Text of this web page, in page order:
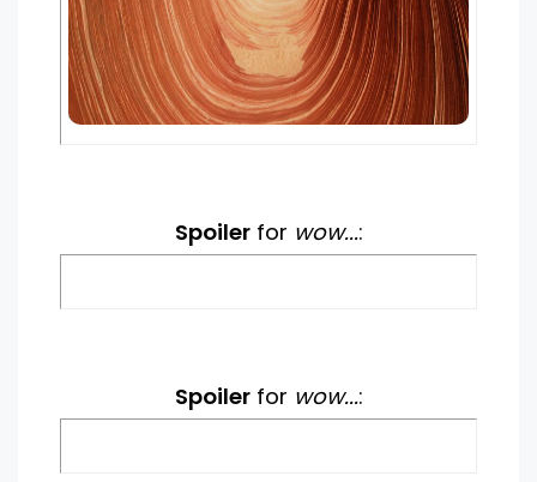
Spoilerfor wow...:
Spoilerfor wow...: